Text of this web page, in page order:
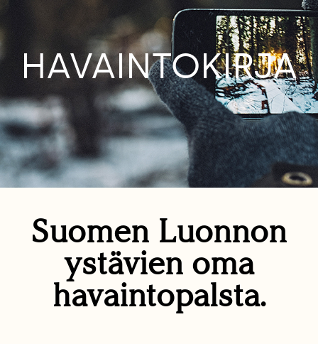
HAVAINTOKIRJA
Suomen Luonnon
ystävien oma
havaintopalsta.